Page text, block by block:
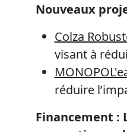
Nouveaux
Colza
visant à
réduire
Financement :